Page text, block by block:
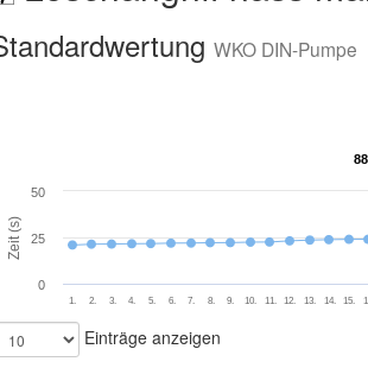
WKO DIN-Pumpe
Zeit (s)
1. 2. 3. 4. 5. 6. 7. 8. 9. 10. 11. 12. 13. 14. 15.
0
25
50
Einträge anzeigen